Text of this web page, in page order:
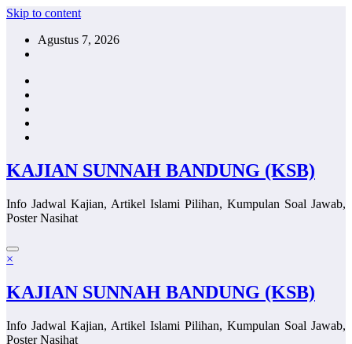
Skip to content
Agustus 7, 2026
KAJIAN SUNNAH BANDUNG (KSB)
Info Jadwal Kajian, Artikel Islami Pilihan, Kumpulan Soal Jawab,
Poster Nasihat
×
KAJIAN SUNNAH BANDUNG (KSB)
Info Jadwal Kajian, Artikel Islami Pilihan, Kumpulan Soal Jawab,
Poster Nasihat